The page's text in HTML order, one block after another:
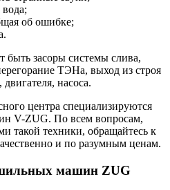
об ошибке;
засоры системы слива,
ТЭНа, выход из строя
насоса.
центра специализируются
V-ZUG. По всем вопросам,
такой техники, обращайтесь к
и по разумным ценам.
машин ZUG